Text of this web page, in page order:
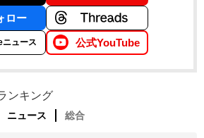
ロー
ニュース 公式YouTube
ンキング
ニュース 総合